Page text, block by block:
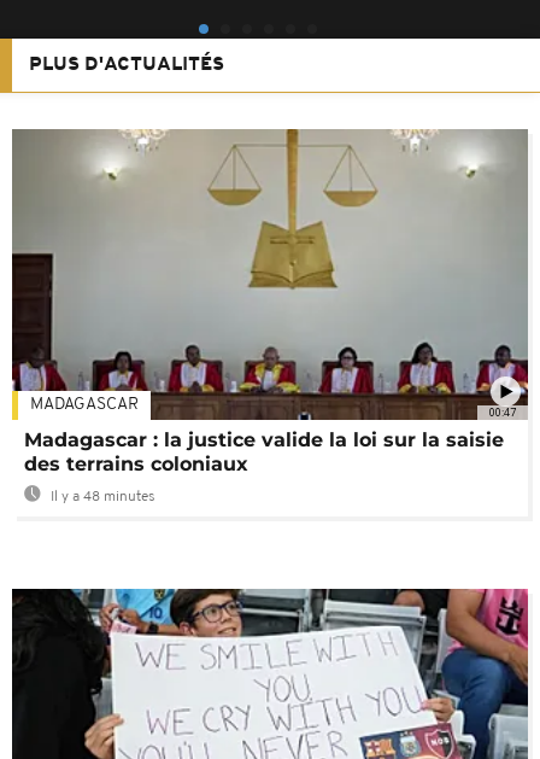
PLUS D'ACTUALITÉS
00:47
MADAGASCAR
Madagascar : la justice valide la loi sur la saisie
des terrains coloniaux
Il y a 48 minutes